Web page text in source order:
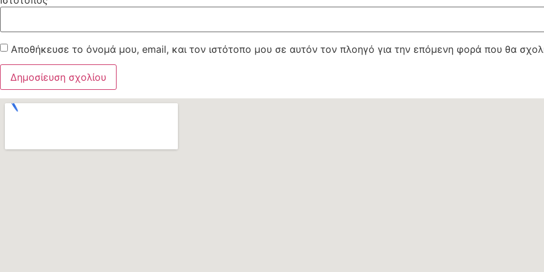
Αποθήκευσε το όνομά μου, email, και τον ιστότοπο μου σε αυτόν τον πλοηγό για την επόμενη φορά που θα